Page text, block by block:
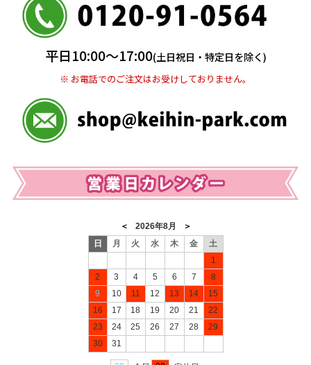
普通 7263489
＜口座名＞ カ）ディースタイル
※ 振込み手数料お客様ご負担。
平日10:00〜17:00(土日祝日・特定日を除く)
※ お電話でのご注文はお受けしておりません。